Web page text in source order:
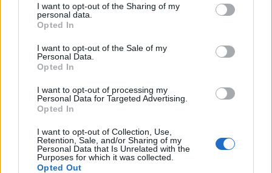
I want to opt-out of the Sharing of my
personal data.
Opted In
I want to opt-out of the Sale of my
Personal Data.
Opted In
I want to opt-out of processing my
Personal Data for Targeted Advertising.
Opted In
I want to opt-out of Collection, Use,
Retention, Sale, and/or Sharing of my
Personal Data that Is Unrelated with the
Purposes for which it was collected.
Opted Out
Oktatás és nevelés területén dolgozom, de minden
szabadidőmben írok. Szeretek belesni a hétköznapok függönye
mögött. Néha meséket is írok, de gyakrabban novellákat,
cikkeket és apró vicces történeteket.
KAPCSOLÓDÓ CIKKEK TÖBB A SZERZŐTŐL